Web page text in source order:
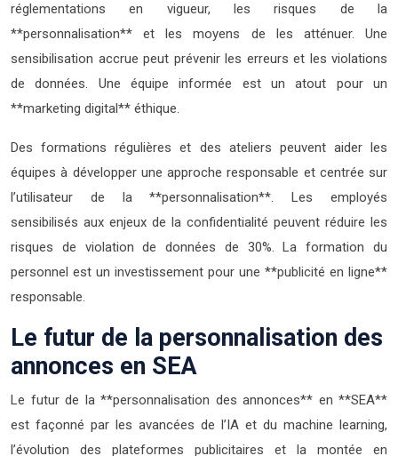
réglementations en vigueur, les risques de la
**personnalisation** et les moyens de les atténuer. Une
sensibilisation accrue peut prévenir les erreurs et les violations
de données. Une équipe informée est un atout pour un
**marketing digital** éthique.
Des formations régulières et des ateliers peuvent aider les
équipes à développer une approche responsable et centrée sur
l’utilisateur de la **personnalisation**. Les employés
sensibilisés aux enjeux de la confidentialité peuvent réduire les
risques de violation de données de 30%. La formation du
personnel est un investissement pour une **publicité en ligne**
responsable.
Le futur de la personnalisation des
annonces en SEA
Le futur de la **personnalisation des annonces** en **SEA**
est façonné par les avancées de l’IA et du machine learning,
l’évolution des plateformes publicitaires et la montée en